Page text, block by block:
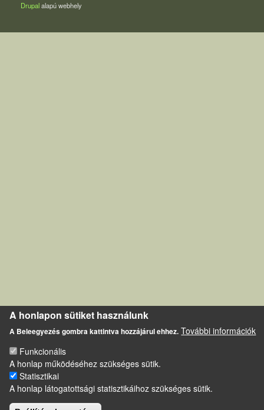
Drupalalapú webhely
A honlapon sütiket használunk
A Beleegyezés gombra kattintva hozzájárul ehhez. További információk
Funkcionális
A honlap működéséhez szükséges sütik.
Statisztikai
A honlap látogatottsági statisztikáihoz szükséges sütik.